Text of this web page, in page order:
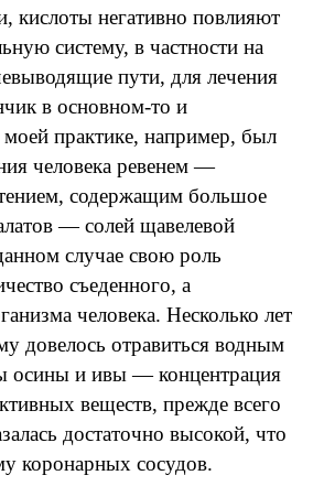
кислоты негативно повлияют
систему, в частности на
пути, для лечения
в основном-то и
практике, например, был
человека ревенем —
содержащим большое
— солей щавелевой
случае свою роль
съеденного, а
человека. Несколько лет
довелось отравиться водным
осины и ивы — концентрация
веществ, прежде всего
достаточно высокой, что
коронарных сосудов.